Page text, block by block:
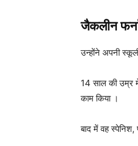
जैकलीन
उन्होंने अपनी
14 साल की उम्र
काम किया ।
बाद में वह